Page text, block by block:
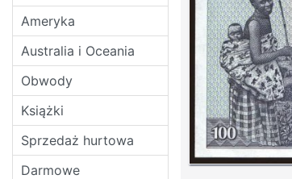
Ameryka
Australia i Oceania
Obwody
Książki
Sprzedaż hurtowa
Darmowe